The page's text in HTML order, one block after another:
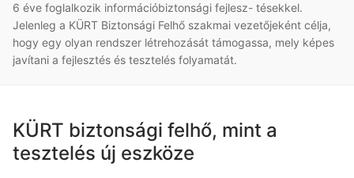
6 éve foglalkozik információbiztonsági fejlesz- tésekkel.
Jelenleg a KÜRT Biztonsági Felhő szakmai vezetőjeként célja,
hogy egy olyan rendszer létrehozását támogassa, mely képes
javítani a fejlesztés és tesztelés folyamatát.
KÜRT biztonsági felhő, mint a
tesztelés új eszköze